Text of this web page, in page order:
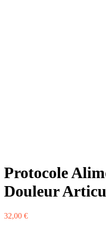
Protocole
Douleur
32,00 €